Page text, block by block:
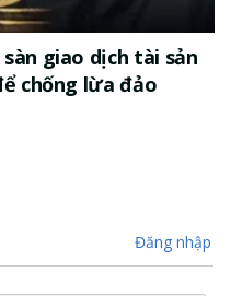
sàn giao dịch tài sản
chống lừa đảo
Đăng nhập